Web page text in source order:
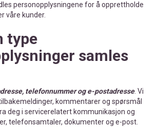
personopplysningene for å opprettholde
våre kunder.
type
samles
telefonnummer og e-postadresse. Vi
kommentarer og spørsmål
deg i servicerelatert kommunikasjon og
telefonsamtaler, dokumenter og e-post.